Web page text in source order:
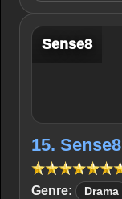
Sense8
15. Sense8
Genre:
Drama